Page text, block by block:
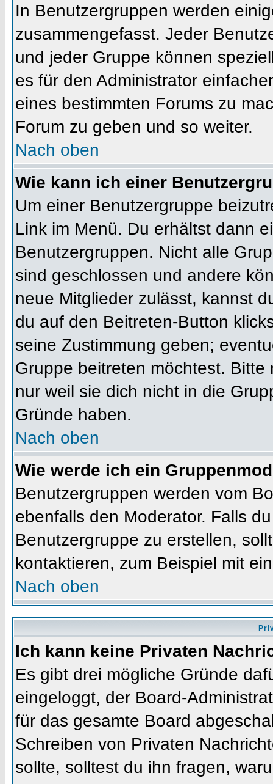
In Benutzergruppen werden
zusammengefasst. Jeder
und jeder Gruppe können
es für den Administrator
eines bestimmten Forums zu
Forum zu geben und so weiter.
Nach oben
Wie kann ich einer
Um einer Benutzergruppe
Link im Menü. Du erhältst dann
Benutzergruppen. Nicht alle
sind geschlossen und andere
neue Mitglieder zulässt, kannst
du auf den Beitreten-Button
seine Zustimmung geben;
Gruppe beitreten möchtest.
nur weil sie dich nicht in die
Gründe haben.
Nach oben
Wie werde ich ein
Benutzergruppen werden vom
ebenfalls den Moderator. Falls
Benutzergruppe zu erstellen,
kontaktieren, zum Beispiel mit
Nach oben
Ich kann keine Privaten
Es gibt drei mögliche Gründe
eingeloggt, der Board-
für das gesamte Board
Schreiben von Privaten
sollte, solltest du ihn fragen,